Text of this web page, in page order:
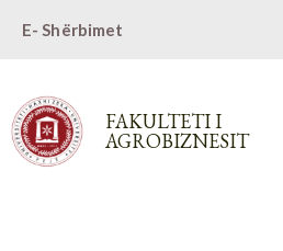
E- Shërbimet
FAKULTETI I
AGROBIZNESIT